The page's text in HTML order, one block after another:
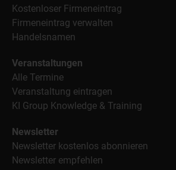
Kostenloser Firmeneintrag
Firmeneintrag verwalten
Handelsnamen
Veranstaltungen
Alle Termine
Veranstaltung eintragen
KI Group Knowledge & Training
Newsletter
Newsletter kostenlos abonnieren
Newsletter empfehlen